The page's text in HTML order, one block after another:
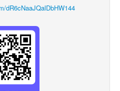
dR6cNaaJQalDbHW144